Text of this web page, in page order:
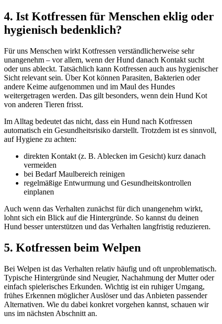
4. Ist Kotfressen für Menschen eklig oder
hygienisch bedenklich?
Für uns Menschen wirkt Kotfressen verständlicherweise sehr
unangenehm – vor allem, wenn der Hund danach Kontakt sucht
oder uns ableckt. Tatsächlich kann Kotfressen auch aus hygienischer
Sicht relevant sein. Über Kot können Parasiten, Bakterien oder
andere Keime aufgenommen und im Maul des Hundes
weitergetragen werden. Das gilt besonders, wenn dein Hund Kot
von anderen Tieren frisst.
Im Alltag bedeutet das nicht, dass ein Hund nach Kotfressen
automatisch ein Gesundheitsrisiko darstellt. Trotzdem ist es sinnvoll,
auf Hygiene zu achten:
direkten Kontakt (z. B. Ablecken im Gesicht) kurz danach
vermeiden
bei Bedarf Maulbereich reinigen
regelmäßige Entwurmung und Gesundheitskontrollen
einplanen
Auch wenn das Verhalten zunächst für dich unangenehm wirkt,
lohnt sich ein Blick auf die Hintergründe. So kannst du deinen
Hund besser unterstützen und das Verhalten langfristig reduzieren.
5. Kotfressen beim Welpen
Bei Welpen ist das Verhalten relativ häufig und oft unproblematisch.
Typische Hintergründe sind Neugier, Nachahmung der Mutter oder
einfach spielerisches Erkunden. Wichtig ist ein ruhiger Umgang,
frühes Erkennen möglicher Auslöser und das Anbieten passender
Alternativen. Wie du dabei konkret vorgehen kannst, schauen wir
uns im nächsten Abschnitt an.